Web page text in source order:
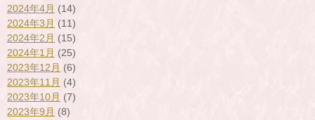
2024年4月 (14)
2024年3月 (11)
2024年2月 (15)
2024年1月 (25)
2023年12月 (6)
2023年11月 (4)
2023年10月 (7)
2023年9月 (8)